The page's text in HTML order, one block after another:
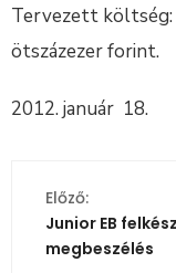
Tervezett költség:
ötszázezer forint.
2012. január
Előző:
Junior EB
megbeszélés